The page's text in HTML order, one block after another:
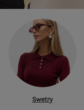
Swetry